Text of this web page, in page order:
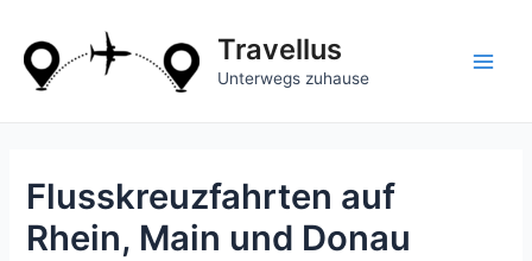
Inhalt
springen
Travellus
Unterwegs zuhause
Flusskreuzfahrten auf
Rhein, Main und Donau